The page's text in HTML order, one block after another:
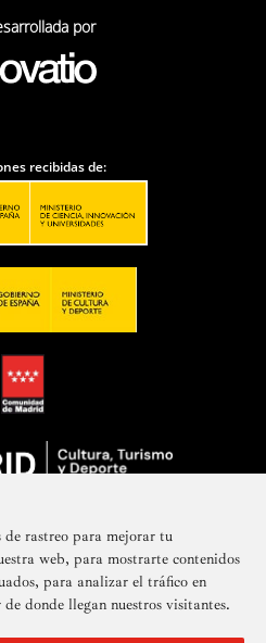
de rastreo para mejorar tu
web, para mostrarte contenidos
para analizar el tráfico en
donde llegan nuestros visitantes.
por
recibidas de:
a nuestra newsletter